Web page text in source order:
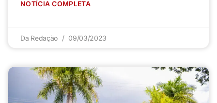
NOTÍCIA COMPLETA
Da Redação 09/03/2023